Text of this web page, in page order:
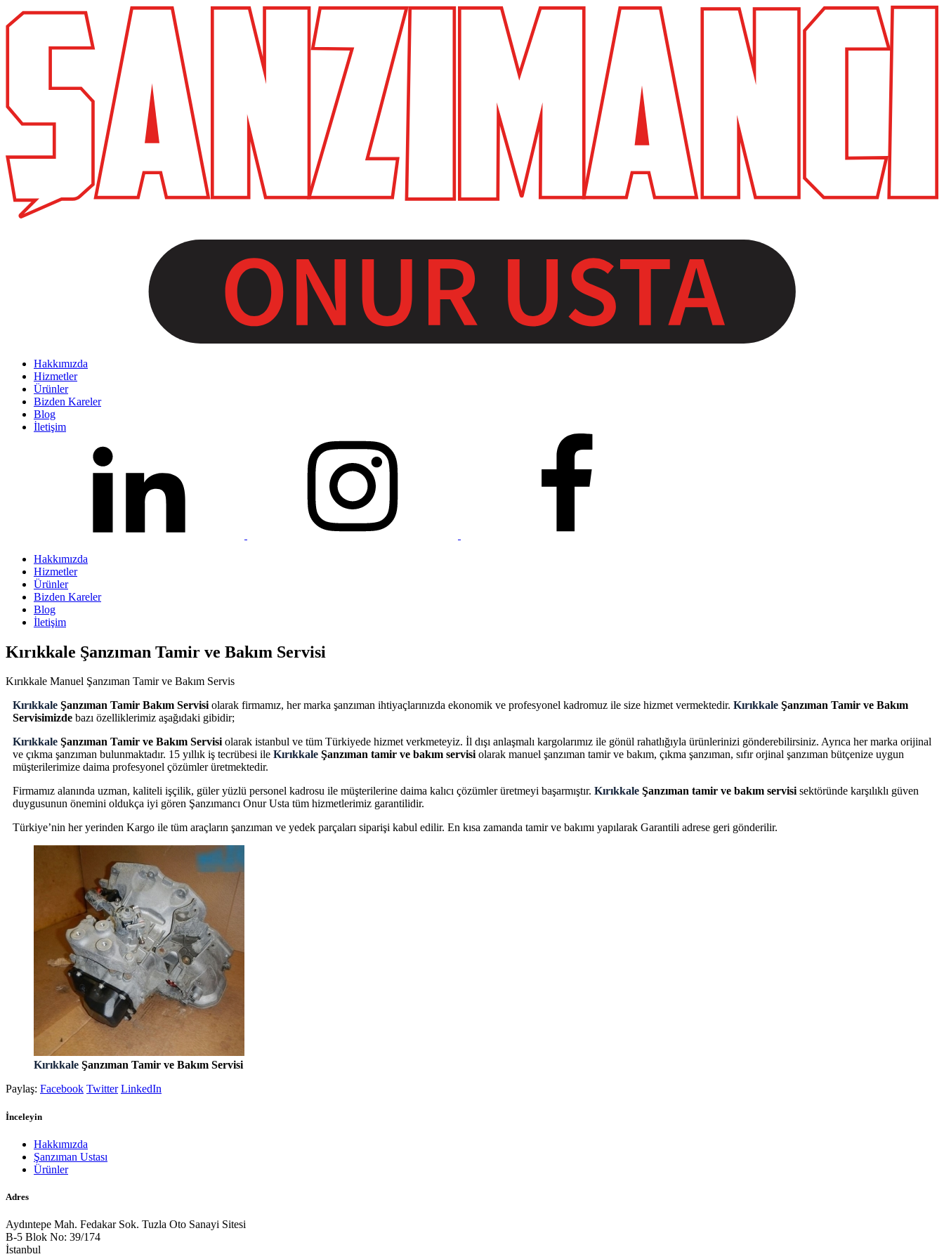
Hakkımızda
Hizmetler
Ürünler
Bizden Kareler
Blog
İletişim
Hakkımızda
Hizmetler
Ürünler
Bizden Kareler
Blog
İletişim
Kırıkkale Şanzıman Tamir ve Bakım Servisi
Kırıkkale Manuel Şanzıman Tamir ve Bakım Servis
Kırıkkale Şanzıman Tamir Bakım Servisiolarak firmamız, her marka şanzıman ihtiyaçlarınızda ekonomik ve profesyonel kadromuz ile size hizmet vermektedir. Kırıkkale Şanzıman Tamir ve Bakım
Servisimizde bazı özelliklerimiz aşağıdaki gibidir;
Kırıkkale Şanzıman Tamir ve Bakım Servisiolarak istanbul ve tüm Türkiyede hizmet verkmeteyiz. İl dışı anlaşmalı kargolarımız ile gönül rahatlığıyla ürünlerinizi gönderebilirsiniz. Ayrıca her marka orijinal
ve çıkma şanzıman bulunmaktadır. 15 yıllık iş tecrübesi ile Kırıkkale Şanzıman tamir ve bakım servisiolarak manuel şanzıman tamir ve bakım, çıkma şanzıman, sıfır orjinal şanzıman bütçenize uygun
müşterilerimize daima profesyonel çözümler üretmektedir.
Firmamız alanında uzman, kaliteli işçilik, güler yüzlü personel kadrosu ile müşterilerine daima kalıcı çözümler üretmeyi başarmıştır. Kırıkkale Şanzıman tamir ve bakım servisisektöründe karşılıklı güven
duygusunun önemini oldukça iyi gören Şanzımancı Onur Usta tüm hizmetlerimiz garantilidir.
Türkiye’nin her yerinden Kargo ile tüm araçların şanzıman ve yedek parçaları siparişi kabul edilir. En kısa zamanda tamir ve bakımı yapılarak Garantili adrese geri gönderilir.
Kırıkkale Şanzıman Tamir ve Bakım Servisi
Paylaş: Facebook Twitter LinkedIn
İnceleyin
Hakkımızda
Şanzıman Ustası
Ürünler
Adres
Aydıntepe Mah. Fedakar Sok. Tuzla Oto Sanayi Sitesi
B-5 Blok No: 39/174
İstanbul